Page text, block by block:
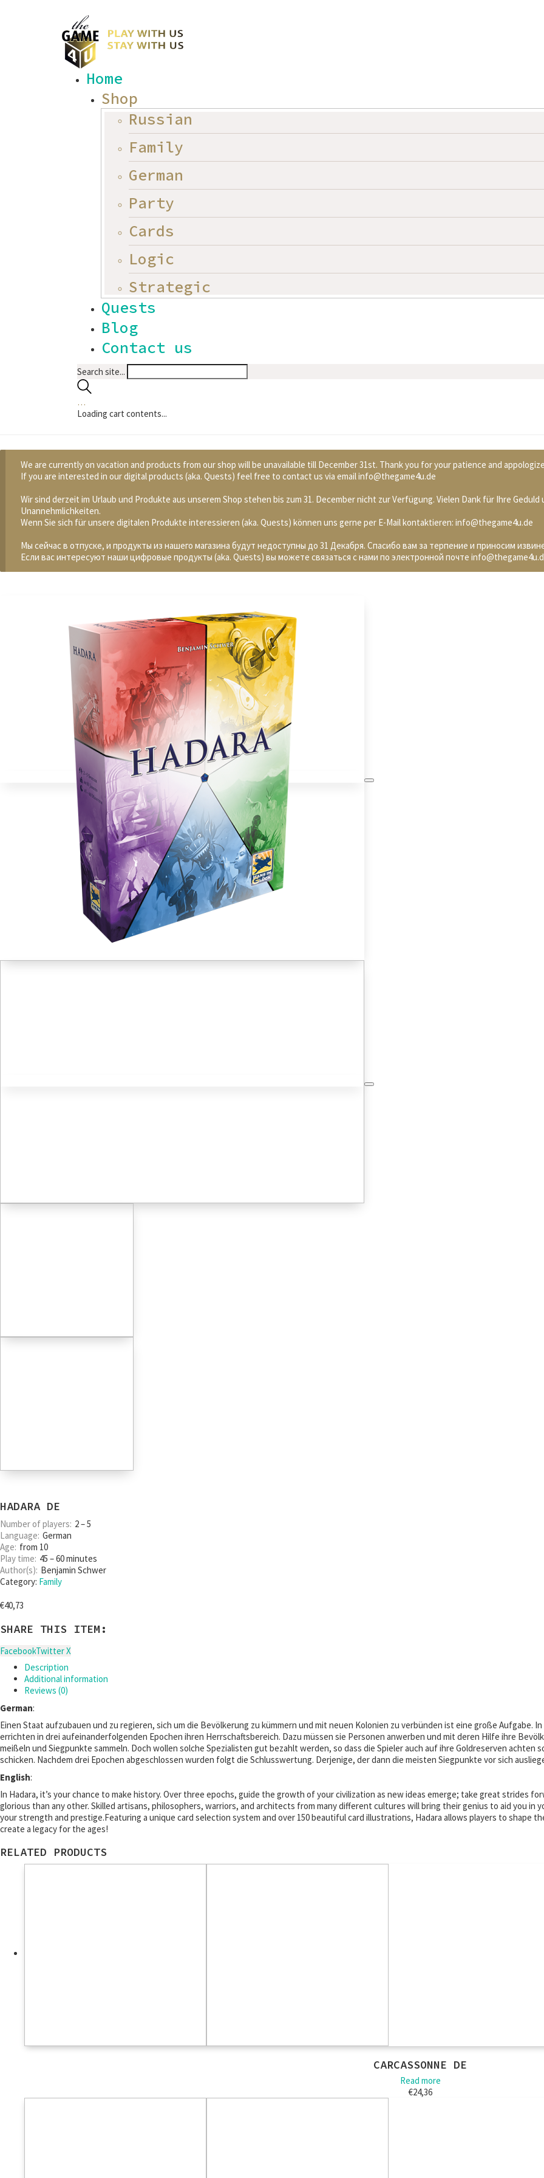
Home
Shop
Russian
Family
German
Party
Cards
Logic
Strategic
Quests
Blog
Contact us
Search site...
…
Loading cart contents...
We are currently on vacation and products from our shop will be unavailable till December 31st. Thank you for your patience and
If you are interested in our digital products (aka. Quests) feel free to contact us via email info@thegame4u.de
Wir sind derzeit im Urlaub und Produkte aus unserem Shop stehen bis zum 31. December nicht zur Verfügung. Vielen Dank für Ihre
Unannehmlichkeiten.
Wenn Sie sich für unsere digitalen Produkte interessieren (aka. Quests) können uns gerne per E-Mail kontaktieren: info@thegame4u.de
Мы сейчас в отпуске, и продукты из нашего магазина будут недоступны до 31 Декабря. Спасибо вам за терпение и приносим
Если вас интересуют наши цифровые продукты (aka. Quests) вы можете связаться с нами по электронной почте
HADARA DE
Number of players 2 – 5
Language German
Age from 10
Play time 45 – 60 minutes
Author(s) Benjamin Schwer
Category: Family
€40,73
SHARE THIS ITEM:
FacebookTwitter X
Description
Additional information
Reviews (0)
German:
Einen Staat aufzubauen und zu regieren, sich um die Bevölkerung zu kümmern und mit neuen Kolonien zu verbünden ist eine große Aufgabe.
errichten in drei aufeinanderfolgenden Epochen ihren Herrschaftsbereich. Dazu müssen sie Personen anwerben und mit deren Hilfe ihre
meißeln und Siegpunkte sammeln. Doch wollen solche Spezialisten gut bezahlt werden, so dass die Spieler auch auf ihre Goldreserven achten
schicken. Nachdem drei Epochen abgeschlossen wurden folgt die Schlusswertung. Derjenige, der dann die meisten Siegpunkte vor sich
English:
In Hadara, it’s your chance to make history. Over three epochs, guide the growth of your civilization as new ideas emerge; take great strides
glorious than any other. Skilled artisans, philosophers, warriors, and architects from many different cultures will bring their genius to aid you
your strength and prestige.Featuring a unique card selection system and over 150 beautiful card illustrations, Hadara allows players to shape
create a legacy for the ages!
RELATED PRODUCTS
CARCASSONNE DE
Read more
€24,36